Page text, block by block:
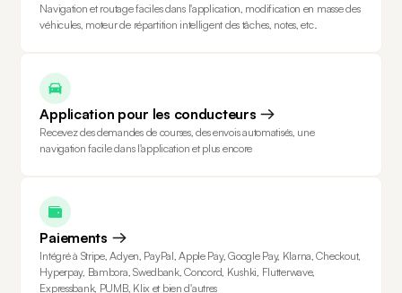
Navigation et routage faciles dans l'application, modification en masse des
véhicules, moteur de répartition intelligent des tâches, notes, etc.
Application pour les conducteurs
Recevez des demandes de courses, des envois automatisés, une
navigation facile dans l'application et plus encore
Paiements
Intégré à Stripe, Adyen, PayPal, Apple Pay, Google Pay, Klarna, Checkout,
Hyperpay, Bambora, Swedbank, Concord, Kushki, Flutterwave,
Expressbank, PUMB, Klix et bien d'autres